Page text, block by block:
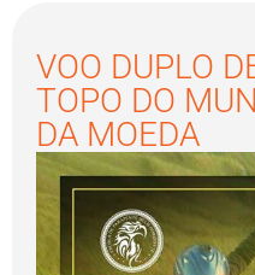
VOO DUPLO
TOPO DO
DA MOEDA